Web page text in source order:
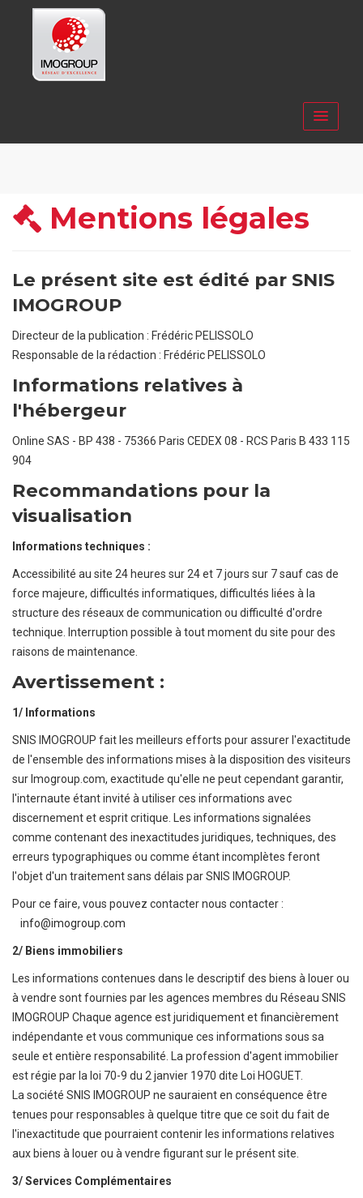
Mentions légales
Le présent site est édité par SNIS
IMOGROUP
Directeur de la publication : Frédéric PELISSOLO
Responsable de la rédaction : Frédéric PELISSOLO
Informations relatives à
l'hébergeur
Online SAS - BP 438 - 75366 Paris CEDEX 08 - RCS Paris B 433 115
904
Recommandations pour la
visualisation
Informations techniques :
Accessibilité au site 24 heures sur 24 et 7 jours sur 7 sauf cas de
force majeure, difficultés informatiques, difficultés liées à la
structure des réseaux de communication ou difficulté d'ordre
technique. Interruption possible à tout moment du site pour des
raisons de maintenance.
Avertissement :
1/ Informations
SNIS IMOGROUP fait les meilleurs efforts pour assurer l'exactitude
de l'ensemble des informations mises à la disposition des visiteurs
sur Imogroup.com, exactitude qu'elle ne peut cependant garantir,
l'internaute étant invité à utiliser ces informations avec
discernement et esprit critique. Les informations signalées
comme contenant des inexactitudes juridiques, techniques, des
erreurs typographiques ou comme étant incomplètes feront
l'objet d'un traitement sans délais par SNIS IMOGROUP.
Pour ce faire, vous pouvez contacter nous contacter :
info@imogroup.com
2/ Biens immobiliers
Les informations contenues dans le descriptif des biens à louer ou
à vendre sont fournies par les agences membres du Réseau SNIS
IMOGROUP Chaque agence est juridiquement et financièrement
indépendante et vous communique ces informations sous sa
seule et entière responsabilité. La profession d'agent immobilier
est régie par la loi 70-9 du 2 janvier 1970 dite Loi HOGUET.
La société SNIS IMOGROUP ne sauraient en conséquence être
tenues pour responsables à quelque titre que ce soit du fait de
l'inexactitude que pourraient contenir les informations relatives
aux biens à louer ou à vendre figurant sur le présent site.
3/ Services Complémentaires